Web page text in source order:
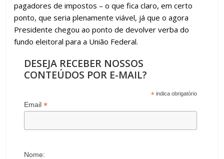
pagadores de impostos – o que fica claro, em certo
ponto, que seria plenamente viável, já que o agora
Presidente chegou ao ponto de devolver verba do
fundo eleitoral para a União Federal.
DESEJA RECEBER NOSSOS
CONTEÚDOS POR E-MAIL?
* indica obrigatório
Email*
Nome: